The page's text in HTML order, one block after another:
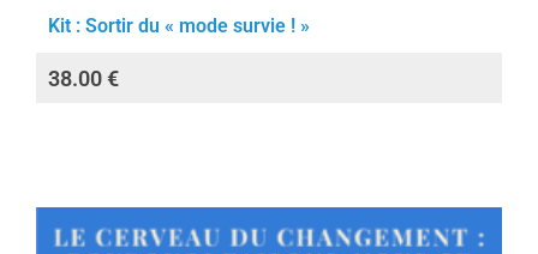
Kit : Sortir du « mode survie ! »
38.00€